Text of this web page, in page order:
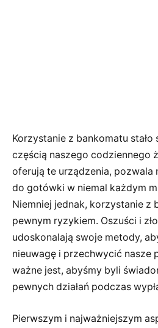
Korzystanie z bankomatu stało
częścią naszego codziennego
oferują te urządzenia, pozwala
do gotówki w niemal każdym
Niemniej jednak, korzystanie z
pewnym ryzykiem. Oszuści i
udoskonalają swoje metody,
nieuwagę i przechwycić nasze
ważne jest, abyśmy byli
pewnych działań podczas
Pierwszym i najważniejszym